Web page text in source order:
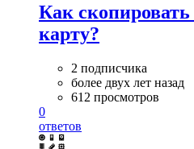
Как
карту?
2 подписчика
более двух лет назад
612 просмотров
0
ответов